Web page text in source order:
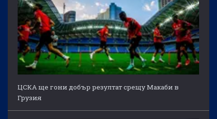
ЦСКА ще гони добър резултат срещу Макаби в
Грузия